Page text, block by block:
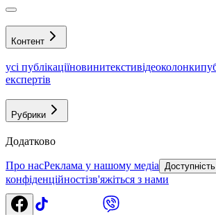
Контент
усі публікаціїновинитекстивідеоколонки
експертів
Рубрики
Додатково
Про насРеклама у нашому медіа Доступність
конфіденційностізв'яжіться з нами